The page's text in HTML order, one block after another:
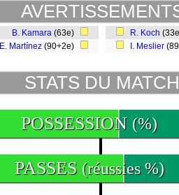
B. Kamara (63e)
E. Martínez (90+2e)
R. Koch
I. Meslier
STATS DU MATCH
POSSESSION (%)
PASSES (réussies %)